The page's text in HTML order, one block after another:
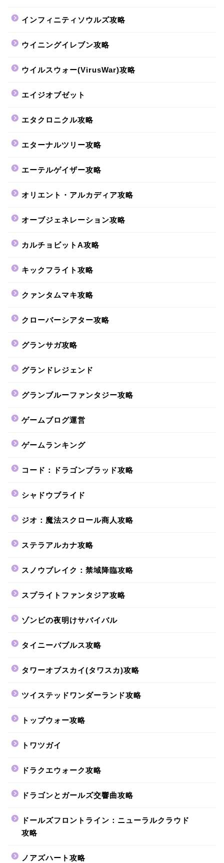
インフィニティソウルズ攻略
ウイニングイレブン攻略
ウイルスウォー(VirusWar)攻略
エイジオブゼット
エタクロニクル攻略
エターナルツリー攻略
エーテルゲイザー攻略
オリエント・アルカディア攻略
オーブジェネレーション攻略
カルチョビットA攻略
キックフライト攻略
クァンタムマキ攻略
クローバーシアター攻略
グランサガ攻略
グランドレジェンド
グランブルーファンタジー攻略
ゲームブログ運営
ゲームランキング
コード：ドラゴンブラッド攻略
シャドウブライド
ジオ：魔法スクロール商人攻略
ステラアルカナ攻略
スノウブレイク：禁域降臨攻略
スプライトファンタジア攻略
ゾンビの夜明けサバイバル
タイニーバブルス攻略
タワーオブスカイ(タワスカ)攻略
ツイステッドワンダーランド攻略
トップウォー攻略
トワツガイ
ドラクエウォーク攻略
ドラゴンとガールズ交響曲攻略
ドールズフロントライン：ニューラルクラウド
攻略
ノアズハート攻略